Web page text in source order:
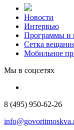
Новости
Интервью
Программы и
Сетка
Мобильное
Мы в соцсетях
8 (495) 950-62-26